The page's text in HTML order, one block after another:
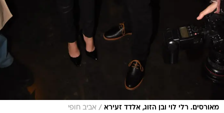
מאורסים. רלי לוי ובן הזוג, אלדד זעירא / אביב חופי